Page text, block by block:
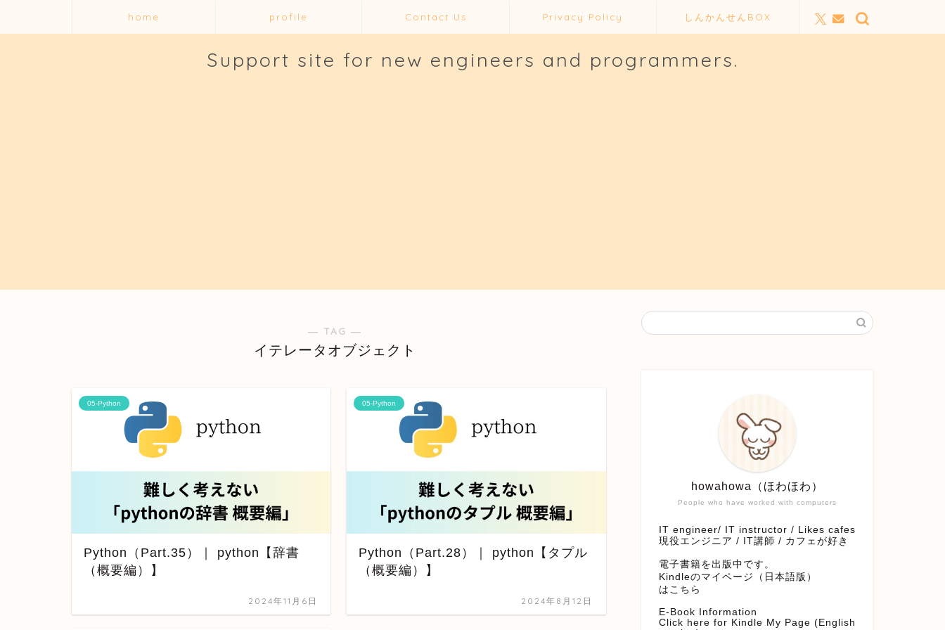
home profile Contact Us Privacy Policy しんかんせんBOX
Support site for new engineers and programmers.
― TAG ―
イテレータオブジェクト
05-Python
Python（Part.35）｜ python【辞書
（概要編）】
2024年11月6日
05-Python
Python（Part.28）｜ python【タプル
（概要編）】
2024年8月12日
People who have worked with computers
howahowa（ほわほわ）
IT engineer/ IT instructor / Likes cafes
現役エンジニア / IT講師 / カフェが好き
電子書籍を出版中です。
Kindleのマイページ（日本語版）
はこちら
E-Book Information
Click here for Kindle My Page (English